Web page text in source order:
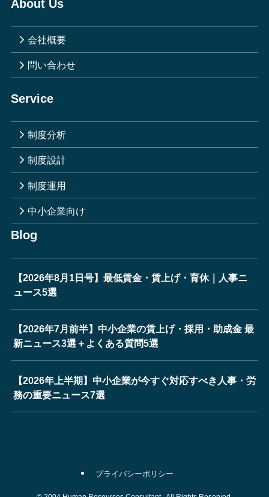
About Us
会社概要
問い合わせ
Service
制度分析
制度設計
制度運用
中小企業向け
Blog
【2026年8月1日号】最低賃金・賃上げ・育休｜人事ニ
ュース5選
【2026年7月前半】中小企業の賃上げ・採用・助成金 最
新ニュース3選＋よくある質問5選
【2026年上半期】中小企業が今すぐ対応すべき人事・労
務の重要ニュース7選
プライバシーポリシー